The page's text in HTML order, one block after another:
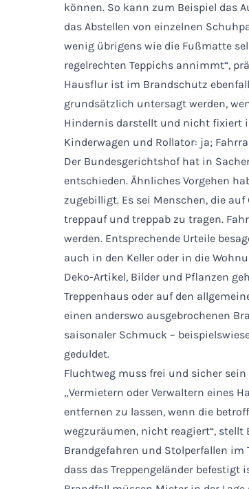
können. So kann zum Beispiel das
das Abstellen von einzelnen
wenig übrigens wie die Fußmatte
regelrechten Teppichs annimmt“,
Hausflur ist im Brandschutz
grundsätzlich untersagt werden,
Hindernis darstellt und nicht fixiert
Kinderwagen und Rollator: ja;
Der Bundesgerichtshof hat in
entschieden. Ähnliches Vorgehen
zugebilligt. Es sei Menschen, die
treppauf und treppab zu tragen.
werden. Entsprechende Urteile
auch in den Keller oder in die
Deko-Artikel, Bilder und Pflanzen
Treppenhaus oder auf den
einen anderswo ausgebrochenen
saisonaler Schmuck –
geduldet.
Fluchtweg muss frei und sicher sein
„Vermietern oder Verwaltern eines
entfernen zu lassen, wenn die
wegzuräumen, nicht reagiert“, stellt
Brandgefahren und Stolperfallen im
dass das Treppengeländer